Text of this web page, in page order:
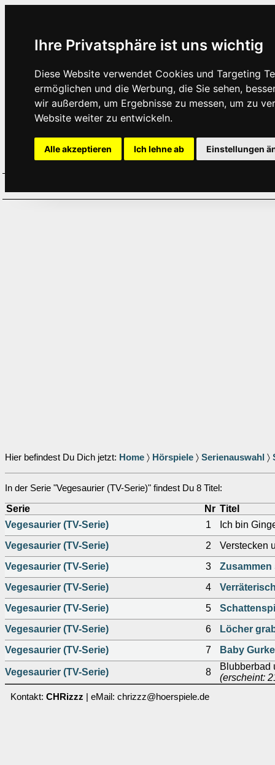
Ihre Privatsphäre ist uns wichtig
Diese Website verwendet Cookies und Targeting
ermöglichen und die Werbung, die Sie sehen,
wir außerdem, um Ergebnisse zu messen, um zu
Website weiter zu entwickeln.
Alle akzeptieren Ich lehne ab Einstellungen
Hier befindest Du Dich jetzt: Home 〉 Hörspiele 〉 Serienauswahl 〉
In der Serie "Vegesaurier (TV-Serie)" findest Du 8 Titel:
Serie Nr Titel
Vegesaurier (TV-Serie)
1
Ich bin
Vegesaurier (TV-Serie)
2
Verstecken
Vegesaurier (TV-Serie)
3
Zusammen
Vegesaurier (TV-Serie)
4
Vegesaurier (TV-Serie)
5
Vegesaurier (TV-Serie)
6
Löcher
Vegesaurier (TV-Serie)
7 Baby
Vegesaurier (TV-Serie) 8
Blubberbad
(erscheint:
Kontakt: CHRizzz | eMail: chrizzz@hoerspiele.de